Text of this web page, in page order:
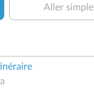
Aller simple